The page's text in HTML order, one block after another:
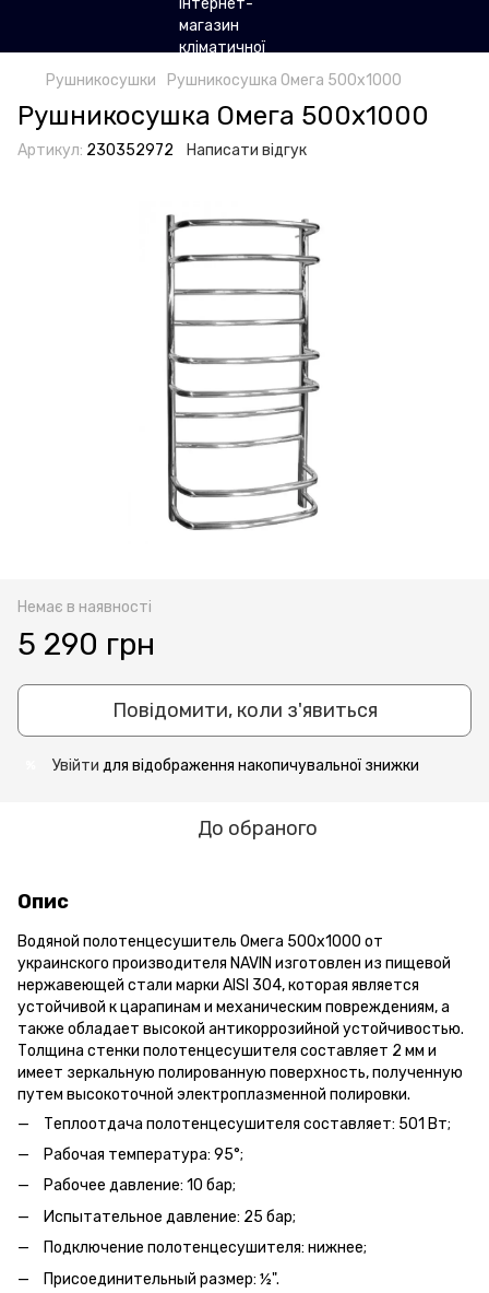
Рушникосушки Рушникосушка Омега 500х1000
Рушникосушка Омега 500х1000
Артикул: 230352972 Написати відгук
Немає в наявності
5 290 грн
Повідомити, коли з'явиться
Увійти для відображення накопичувальної знижки
До обраного
Опис
Водяной полотенцесушитель Омега 500х1000 от
украинского производителя NAVIN изготовлен из пищевой
нержавеющей стали марки AISI 304, которая является
устойчивой к царапинам и механическим повреждениям, а
также обладает высокой антикоррозийной устойчивостью.
Толщина стенки полотенцесушителя составляет 2 мм и
имеет зеркальную полированную поверхность, полученную
путем высокоточной электроплазменной полировки.
Теплоотдача полотенцесушителя составляет: 501 Вт;
Рабочая температура: 95°;
Рабочее давление: 10 бар;
Испытательное давление: 25 бар;
Подключение полотенцесушителя: нижнее;
Присоединительный размер: ½".